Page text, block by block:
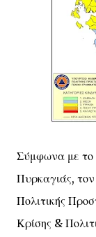
Σύμφωνα με το
Πυρκαγιάς, τον
Πολιτικής
Κρίσης &